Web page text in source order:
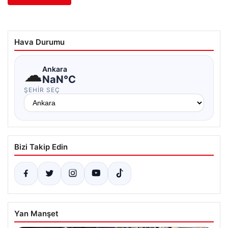
Hava Durumu
☁Ankara
NaN°C
ŞEHIR SEÇ
Bizi Takip Edin
Yan Manşet